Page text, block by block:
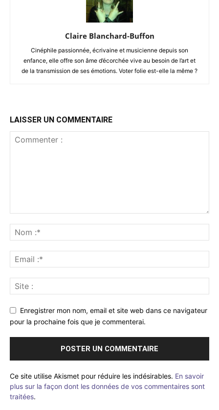
Claire Blanchard-Buffon
Cinéphile passionnée, écrivaine et musicienne depuis son
enfance, elle offre son âme d’écorchée vive au besoin de l’art et
de la transmission de ses émotions. Voter folie est-elle la même ?
LAISSER UN COMMENTAIRE
Enregistrer mon nom, email et site web dans ce navigateur
pour la prochaine fois que je commenterai.
Ce site utilise Akismet pour réduire les indésirables. En savoir
plus sur la façon dont les données de vos commentaires sont
traitées.